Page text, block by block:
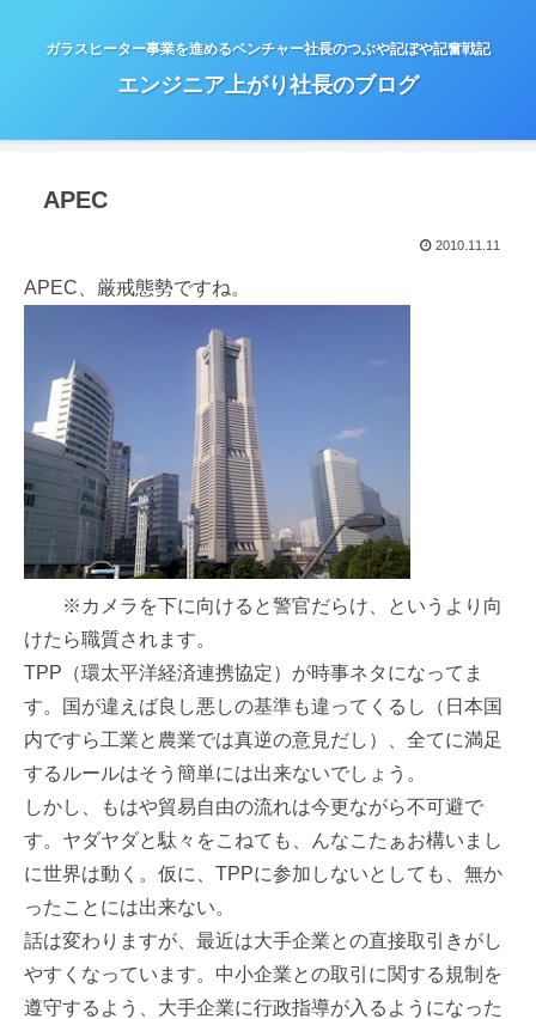
ガラスヒーター事業を進めるベンチャー社長のつぶや記ぼや記奮戦記
エンジニア上がり社長のブログ
APEC
2010.11.11
APEC、厳戒態勢ですね。
※カメラを下に向けると警官だらけ、というより向
けたら職質されます。
TPP（環太平洋経済連携協定）が時事ネタになってま
す。国が違えば良し悪しの基準も違ってくるし（日本国
内ですら工業と農業では真逆の意見だし）、全てに満足
するルールはそう簡単には出来ないでしょう。
しかし、もはや貿易自由の流れは今更ながら不可避で
す。ヤダヤダと駄々をこねても、んなこたぁお構いまし
に世界は動く。仮に、TPPに参加しないとしても、無か
ったことには出来ない。
話は変わりますが、最近は大手企業との直接取引きがし
やすくなっています。中小企業との取引に関する規制を
遵守するよう、大手企業に行政指導が入るようになった